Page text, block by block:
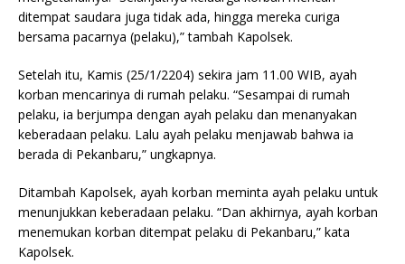
ditempat saudara juga tidak ada, hingga mereka curiga
bersama pacarnya (pelaku),” tambah Kapolsek.
Setelah itu, Kamis (25/1/2204) sekira jam 11.00 WIB, ayah
korban mencarinya di rumah pelaku. “Sesampai di rumah
pelaku, ia berjumpa dengan ayah pelaku dan menanyakan
keberadaan pelaku. Lalu ayah pelaku menjawab bahwa ia
berada di Pekanbaru,” ungkapnya.
Ditambah Kapolsek, ayah korban meminta ayah pelaku untuk
menunjukkan keberadaan pelaku. “Dan akhirnya, ayah korban
menemukan korban ditempat pelaku di Pekanbaru,” kata
Kapolsek.